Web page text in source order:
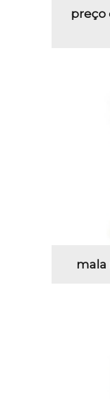
preço
mala